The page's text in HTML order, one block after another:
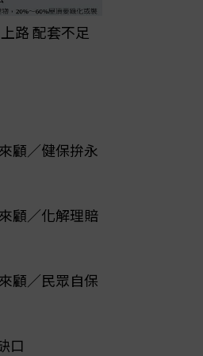
路 配套不足
顧／健保拚永
顧／化解理賠
顧／民眾自保
口